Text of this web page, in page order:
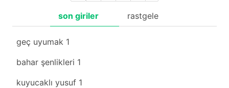
son giriler rastgele
geç uyumak 1
bahar şenlikleri 1
kuyucaklı yusuf 1